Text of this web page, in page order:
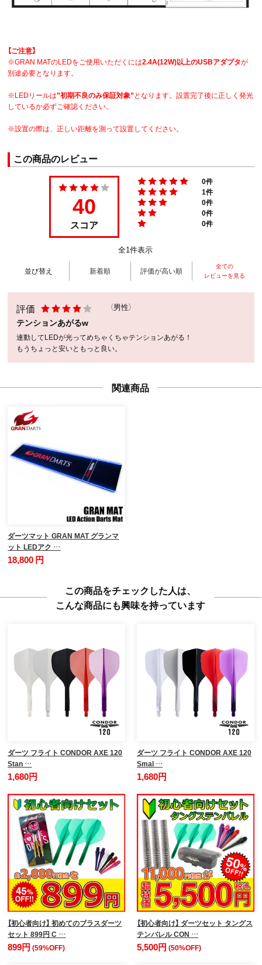
【ご注意】
※GRAN MATのLEDをご使用いただくには2.4A(12W)以上のUSBアダプタが
別途必要となります。
※LEDリールは”初期不良のみ保証対象”となります。設置完了後に正しく発光
しているか必ずご確認ください。
※設置の際は、正しい距離を測って設置してください。
この商品のレビュー
40
スコア
0件
1件
0件
0件
0件
全1件表示
並び替え 新着順 評価が高い順
全ての
レビューを見る
評価 （男性）
テンションあがるw
連動してLEDが光ってめちゃくちゃテンションあがる！
もうちょっと安いともっと良い。
関連商品
ダーツマット GRAN MAT グランマ
ット LEDアク …
18,800 円
この商品をチェックした人は、
こんな商品にも興味を持っています
ダーツ フライト CONDOR AXE 120
Stan …
1,680円
ダーツ フライト CONDOR AXE 120
Smal …
1,680円
【初心者向け】 初めてのブラスダーツ
セット 899円 C …
899円(59%OFF)
【初心者向け】 ダーツセット タングス
テンバレル CON …
5,500円 (50%OFF)